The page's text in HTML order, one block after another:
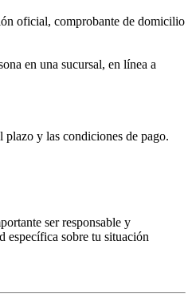
oficial, comprobante de domicilio
en una sucursal, en línea a
plazo y las condiciones de pago.
ser responsable y
específica sobre tu situación